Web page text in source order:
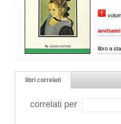
libro a
libri correlati
correlati per